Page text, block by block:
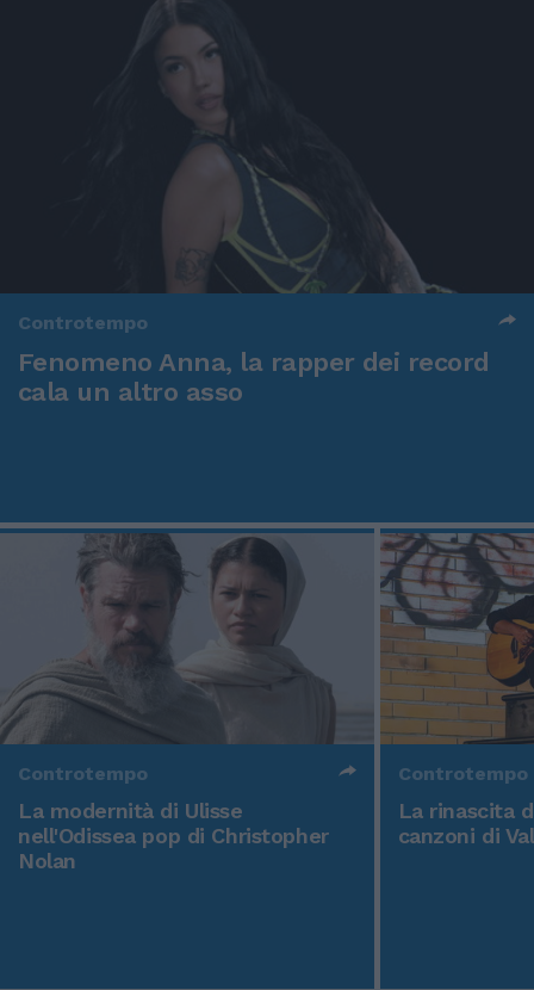
Controtempo
Fenomeno Anna, la rapper dei record
cala un altro asso
Controtempo
La modernità di Ulisse
nell'Odissea pop di Christopher
Nolan
Controtempo
La rinascita
canzoni di